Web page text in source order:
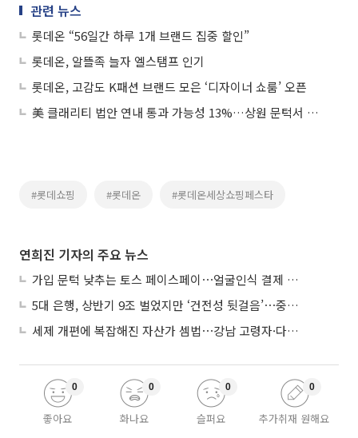
관련 뉴스
롯데온 “56일간 하루 1개 브랜드 집중 할인”
롯데온, 알뜰족 늘자 엘스탬프 인기
롯데온, 고감도 K패션 브랜드 모은 ‘디자이너 쇼룸’ 오픈
美 클래리티 법안 연내 통과 가능성 13%…상원 문턱서 제동
#롯데쇼핑 #롯데온 #롯데온세상쇼핑페스타
연희진 기자의 주요 뉴스
가입 문턱 낮추는 토스 페이스페이⋯얼굴인식 결제 확산 속도낸다
5대 은행, 상반기 9조 벌었지만 ‘건전성 뒷걸음’⋯중기대출 문턱 높아지나
세제 개편에 복잡해진 자산가 셈법⋯강남 고령자·다주택자 ‘자산재편 고심’
좋아요
0
화나요
0
슬퍼요
0
추가취재 원해요
0